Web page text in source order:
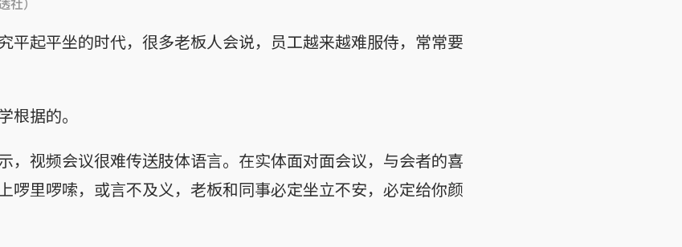
平起平坐的时代，很多老板人会说，员工越来越难服侍，常常要
根据的。
，视频会议很难传送肢体语言。在实体面对面会议，与会者的喜
啰里啰嗦，或言不及义，老板和同事必定坐立不安，必定给你颜